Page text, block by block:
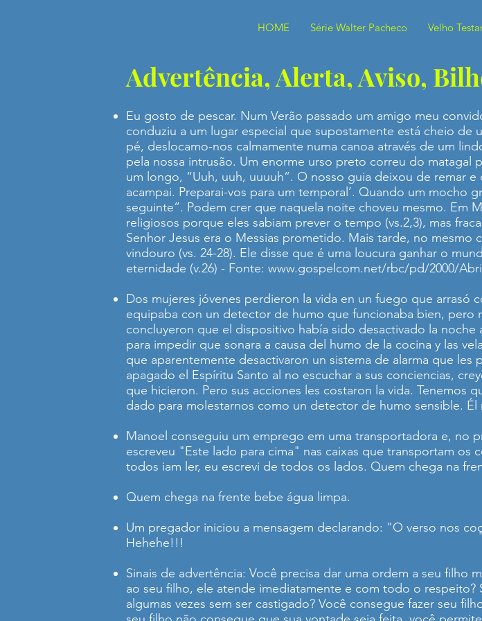
HOME Série Walter Pacheco Velho
Advertência, Alerta, Aviso,
Eu gosto de pescar. Num Verão passado um amigo meu
conduziu a um lugar especial que supostamente está cheio de
pé, deslocamo-nos calmamente numa canoa através de um
pela nossa intrusão. Um enorme urso preto correu do matagal
um longo, “Uuh, uuh, uuuuh”. O nosso guia deixou de remar
acampai. Preparai-vos para um temporal’. Quando um mocho
seguinte”. Podem crer que naquela noite choveu mesmo. Em
religiosos porque eles sabiam prever o tempo (vs.2,3), mas
Senhor Jesus era o Messias prometido. Mais tarde, no mesmo
vindouro (vs. 24-28). Ele disse que é uma loucura ganhar o
eternidade (v.26) - Fonte: www.gospelcom.net/rbc/pd/2000/
Dos mujeres jóvenes perdieron la vida en un fuego que arrasó
equipaba con un detector de humo que funcionaba bien, pero
concluyeron que el dispositivo había sido desactivado la
para impedir que sonara a causa del humo de la cocina y las
que aparentemente desactivaron un sistema de alarma que les
apagado el Espíritu Santo al no escuchar a sus conciencias,
que hicieron. Pero sus acciones les costaron la vida. Tenemos
dado para molestarnos como un detector de humo sensible. Él
Manoel conseguiu um emprego em uma transportadora e, no
escreveu "Este lado para cima" nas caixas que transportam os
todos iam ler, eu escrevi de todos os lados. Quem chega na
Quem chega na frente bebe água limpa.
Um pregador iniciou a mensagem declarando: "O verso nos
Hehehe!!!
Sinais de advertência: Você precisa dar uma ordem a seu filho
ao seu filho, ele atende imediatamente e com todo o
algumas vezes sem ser castigado? Você consegue fazer seu